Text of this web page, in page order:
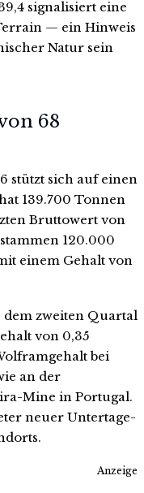
signalisiert eine
— ein Hinweis
Natur sein
68
stützt sich auf einen
139.700 Tonnen
Bruttowert von
120.000
einem Gehalt von
dem zweiten Quartal
von 0,35
bei
an der
Mine in Portugal.
neuer Untertage-
Anzeige